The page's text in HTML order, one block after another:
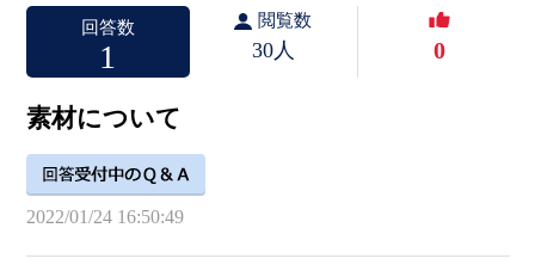
回答数
1
閲覧数
30人 0
素材について
2022/01/24 16:50:49